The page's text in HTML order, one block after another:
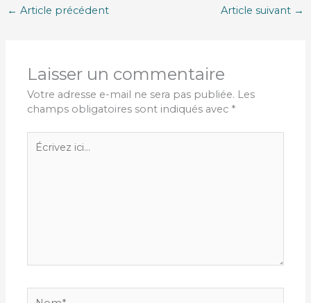
← Article précédent Article suivant →
Laisser un commentaire
Votre adresse e-mail ne sera pas publiée. Les
champs obligatoires sont indiqués avec *
Écrivez
ici…